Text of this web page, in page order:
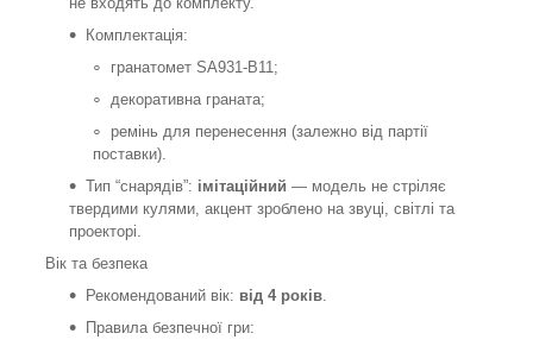
Комплектація:
гранатомет SA931-B11;
декоративна граната;
ремінь для перенесення (залежно від партії
поставки).
Тип “снарядів”: імітаційний — модель не стріляє
твердими кулями, акцент зроблено на звуці, світлі та
проекторі.
Вік та безпека
Рекомендований вік: від 4 років.
Правила безпечної гри: